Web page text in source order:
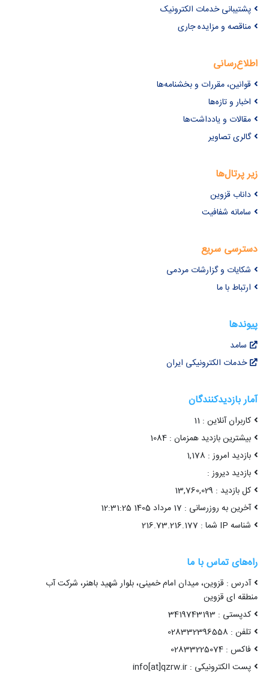
پشتیبانی خدمات الکترونیک
مناقصه و مزایده جاری
اطلاع‌رسانی
قوانین، مقررات و بخشنامه‌ها
اخبار و تازه‌ها
مقالات و یادداشت‌ها
گالری تصاویر
زیر پرتال‌ها
داناب قزوین
سامانه شفافیت
دسترسی سریع
شکایات و گزارشات مردمی
ارتباط با ما
پیوندها
سامد
خدمات الکترونیکی ایران
آمار بازدیدکنندگان
کاربران آنلاین : 11
بیشترین بازدید همزمان : 1084
بازدید امروز : 1,178
بازدید دیروز :
کل بازدید : 13,760,029
آخرین به روزرسانی : 17 مرداد 1405 12:31:25
شناسه IP شما : 216.73.216.177
راه‌های تماس با ما
آدرس : قزوین، میدان امام خمینی، بلوار شهید باهنر، شرکت آب
منطقه ای قزوین
کدپستی : 3419743193
تلفن : 028332396558
فاکس : 02833225074
پست الکترونیکی : info[at]qzrw.ir